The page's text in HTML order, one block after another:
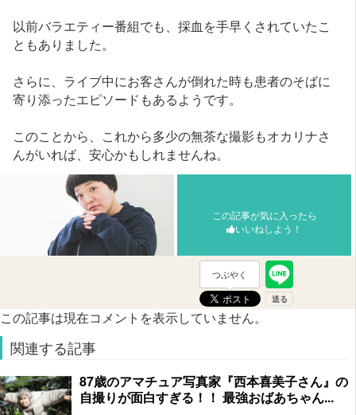
以前バラエティー番組でも、採血を手早くされていたこ
ともありました。
さらに、ライブ中にお客さんが倒れた時も患者のそばに
寄り添ったエピソードもあるようです。
このことから、これから多少の無茶な撮影もオカリナさ
んがいれば、安心かもしれませんね。
この記事が気に入ったら
いいねしよう！
つぶやく
この記事は現在コメントを表示していません。
関連する記事
87歳のアマチュア写真家『西本喜美子さん』の
自撮りが面白すぎる！！ 最強おばあちゃん...